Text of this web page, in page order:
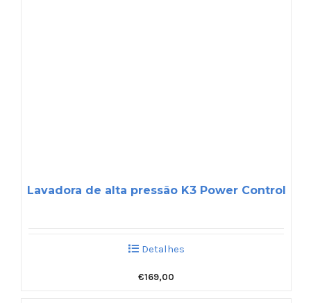
Lavadora de alta pressão K3 Power Control
Detalhes
€169,00